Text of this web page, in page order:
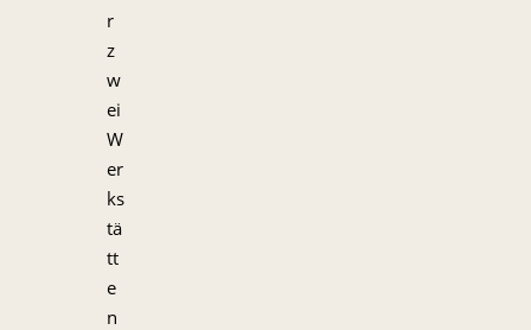
r
z
w
ei
W
er
ks
tä
tt
e
n